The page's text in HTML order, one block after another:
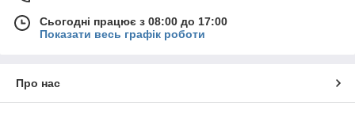
Сьогодні працює з 08:00 до 17:00
Показати весь графік роботи
Про нас